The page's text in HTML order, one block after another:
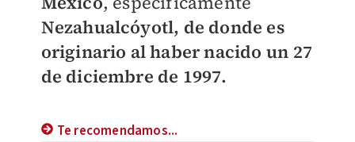
Nezahualcóyotl, de donde es
originario al haber nacido un 27
de diciembre de 1997.
Te recomendamos...